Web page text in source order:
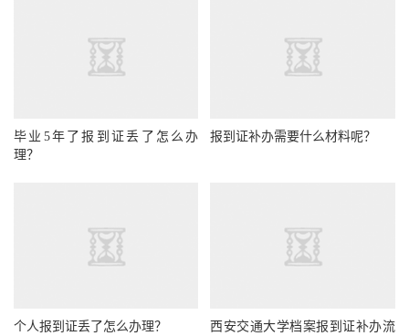
毕业5年了报到证丢了怎么办
理？
报到证补办需要什么材料呢？
个人报到证丢了怎么办理？
西安交通大学档案报到证补办流